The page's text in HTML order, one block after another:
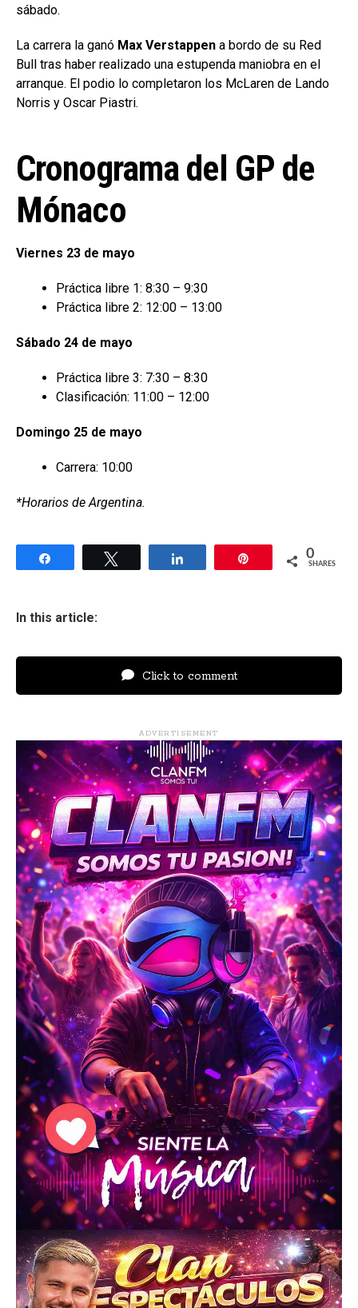
sábado.
La carrera la ganó Max Verstappen a bordo de su Red
Bull tras haber realizado una estupenda maniobra en el
arranque. El podio lo completaron los McLaren de Lando
Norris y Oscar Piastri.
Cronograma del GP de
Mónaco
Viernes 23 de mayo
Práctica libre 1: 8:30 – 9:30
Práctica libre 2: 12:00 – 13:00
Sábado 24 de mayo
Práctica libre 3: 7:30 – 8:30
Clasificación: 11:00 – 12:00
Domingo 25 de mayo
Carrera: 10:00
*Horarios de Argentina.
0
SHARES
In this article:
Click to comment
ADVERTISEMENT